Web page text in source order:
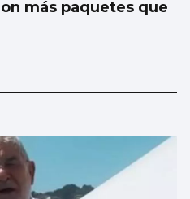
más paquetes que